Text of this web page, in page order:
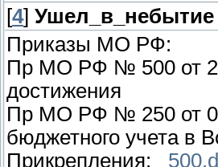
[4] Ушел_в_небытие
Приказы МО РФ:
Пр МО РФ № 500 от
достижения
Пр МО РФ № 250 от
бюджетного учета в
Прикрепления: